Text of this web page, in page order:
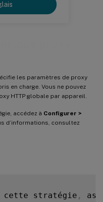
les paramètres de proxy
en charge. Vous ne pouvez
HTTP globale par appareil.
accédez à Configurer >
d’informations, consultez
cette stratégie
,